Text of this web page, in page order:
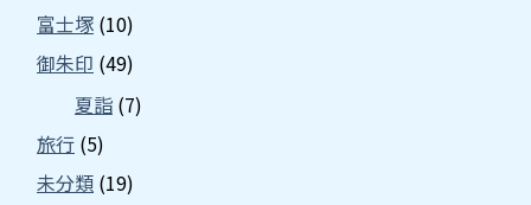
富士塚 (10)
御朱印 (49)
夏詣 (7)
旅行 (5)
未分類 (19)